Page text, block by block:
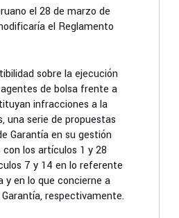
el 28 de marzo de
el Reglamento
sobre la ejecución
de bolsa frente a
infracciones a la
una serie de propuestas
Garantía en su gestión
los artículos 1 y 28
7 y 14 en lo referente
y en lo que concierne a
respectivamente.